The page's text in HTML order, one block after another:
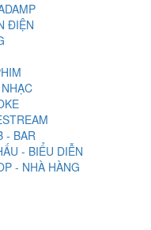
ĐIỆN
- BAR
- BIỂU DIỄN
- NHÀ HÀNG